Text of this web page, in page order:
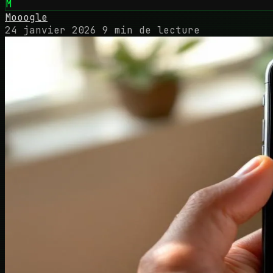
M
Mooogle
24 janvier 2026 9 min de lecture